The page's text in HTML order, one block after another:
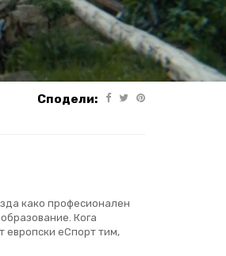
Сподели:
како професионален
Кога
европски еСпорт тим,